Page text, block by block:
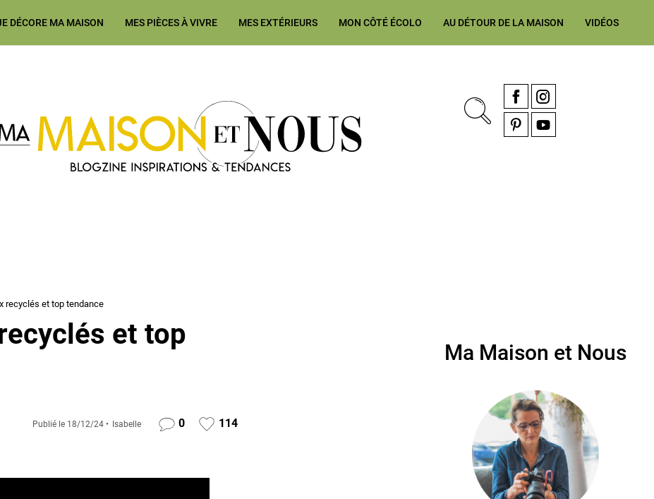
DÉCORE MA MAISON MES PIÈCES À VIVRE MES EXTÉRIEURS MON CÔTÉ ÉCOLO AU DÉTOUR DE LA MAISON VIDÉOS
Ma Maison et Nous Construction, rénovation & décoration Alsace, Franche-Comté
FacebookInstagram
recyclés et top tendance
et top
Publié le 18/12/24 Isabelle 0 114
Ma Maison et Nous